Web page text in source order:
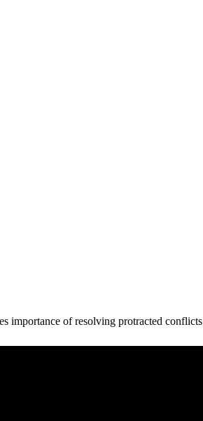
importance of resolving protracted conflicts